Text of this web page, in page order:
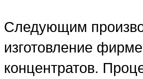
Следующим
изготовление
концентратов.